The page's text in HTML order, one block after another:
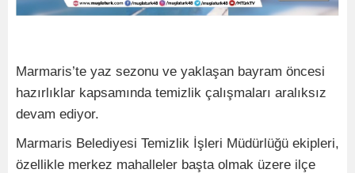
Marmaris’te yaz sezonu ve yaklaşan bayram öncesi
hazırlıklar kapsamında temizlik çalışmaları aralıksız
devam ediyor.
Marmaris Belediyesi Temizlik İşleri Müdürlüğü ekipleri,
özellikle merkez mahalleler başta olmak üzere ilçe